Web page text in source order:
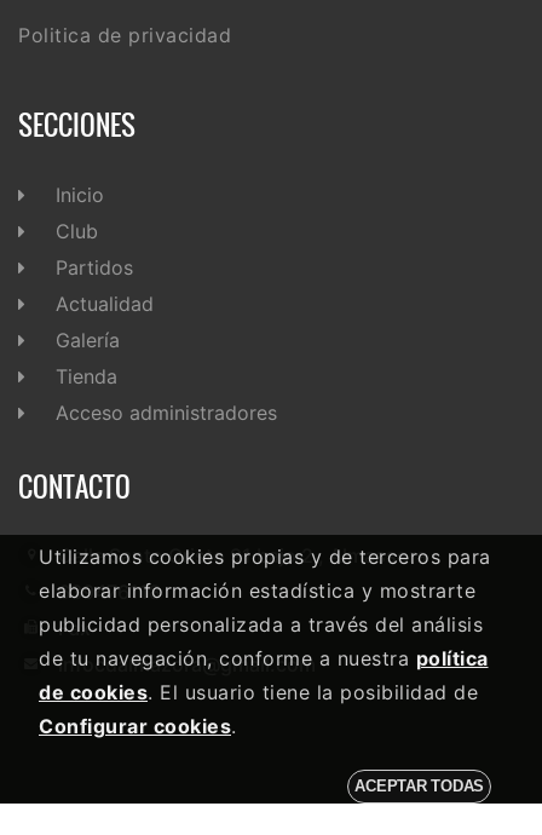
Politica de privacidad
SECCIONES
Inicio
Club
Partidos
Actualidad
Galería
Tienda
Acceso administradores
CONTACTO
Calle Santo Cristo 91 bajo 2 , Almassora
639476118
Fax-
infocdalmazora@gmail.com
Utilizamos cookies propias y de terceros para
elaborar información estadística y mostrarte
publicidad personalizada a través del análisis
de tu navegación, conforme a nuestra política
de cookies. El usuario tiene la posibilidad de
Configurar cookies.
ACEPTAR TODAS